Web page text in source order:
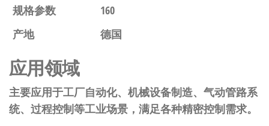
规格参数
160
产地
德国
应用领域
主要应用于工厂自动化、机械设备制造、气动管路系
统、过程控制等工业场景，满足各种精密控制需求。